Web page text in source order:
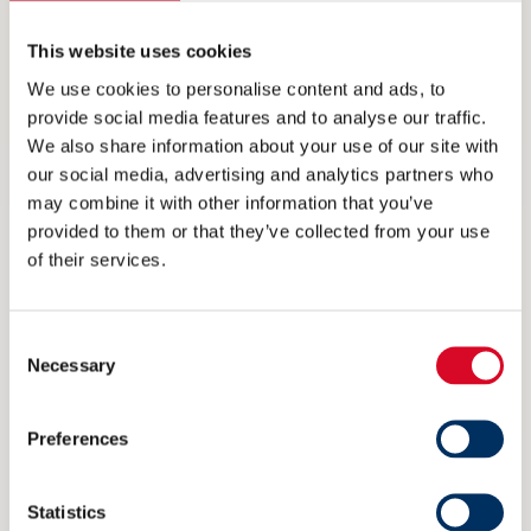
This website uses cookies
We use cookies to personalise content and ads, to
provide social media features and to analyse our traffic.
We also share information about your use of our site with
our social media, advertising and analytics partners who
may combine it with other information that you’ve
provided to them or that they’ve collected from your use
of their services.
Selection
Necessary
Preferences
Statistics
konsekvensansvar, dagmulkt, forsinkelses– og
mangelsansvar.
 Tenk forebyggende tiltak og ha back-up
planer.
6. Vær uthvilt og edru.
kontrakter er internasjonal toppidrett. Det
krever at man er skjerpet og alltid 100 % på.
 Lær av andres feil – alle feil er (som oftest)